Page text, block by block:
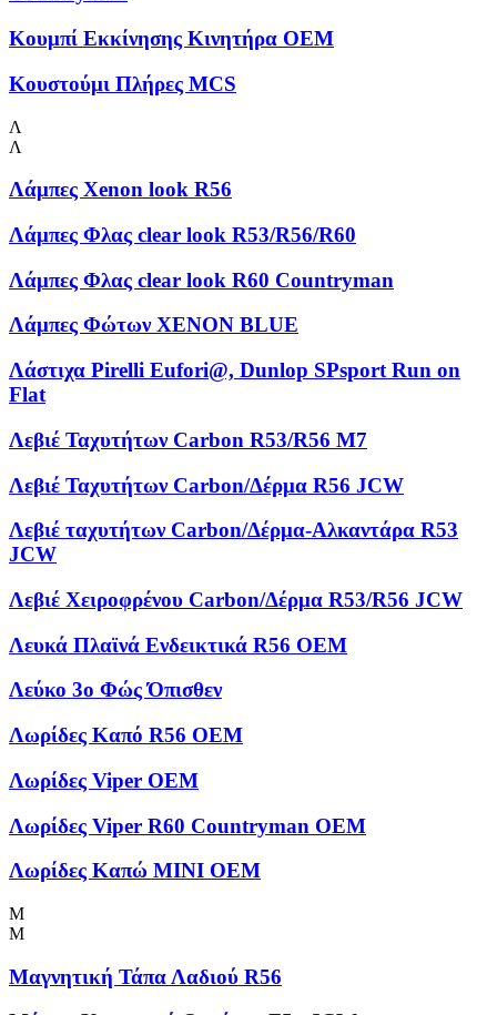
Κουμπί Εκκίνησης Κινητήρα OEM
Κουστούμι Πλήρες MCS
Λ
Λ
Λάμπες Xenon look R56
Λάμπες Φλας clear look R53/R56/R60
Λάμπες Φλας clear look R60 Countryman
Λάμπες Φώτων XENON BLUE
Λάστιχα Pirelli Eufori@, Dunlop SPsport Run on
Flat
Λεβιέ Ταχυτήτων Carbon R53/R56 M7
Λεβιέ Ταχυτήτων Carbon/Δέρμα R56 JCW
Λεβιέ ταχυτήτων Carbon/Δέρμα-Αλκαντάρα R53
JCW
Λεβιέ Χειροφρένου Carbon/Δέρμα R53/R56 JCW
Λευκά Πλαϊνά Ενδεικτικά R56 OEM
Λεύκο 3ο Φώς Όπισθεν
Λωρίδες Kαπό R56 OEM
Λωρίδες Viper OEM
Λωρίδες Viper R60 Countryman OEM
Λωρίδες Καπώ MINI OEM
Μ
Μ
Μαγνητική Τάπα Λαδιού R56